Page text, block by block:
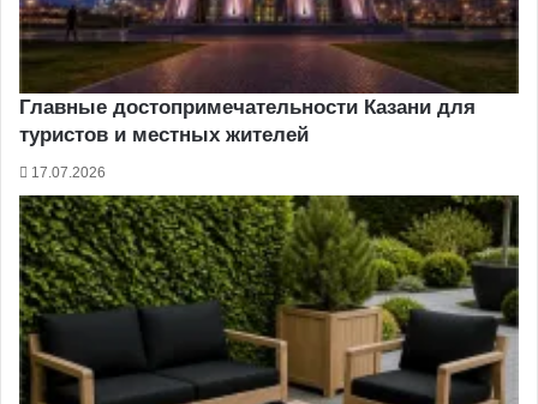
Главные достопримечательности Казани для
туристов и местных жителей
17.07.2026